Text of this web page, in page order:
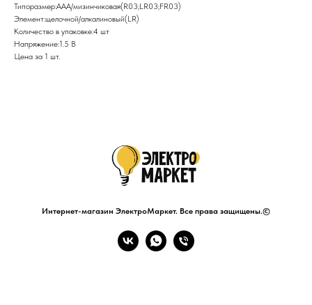
Типоразмер:AAA/мизинчиковая(R03;LR03;FR03)
Элемент:щелочной/алкалиновый(LR)
Количество в упаковке:4 шт
Напряжение:1.5 В
Цена за 1 шт.
Интернет-магазин ЭлектроМаркет. Все права защищены.©